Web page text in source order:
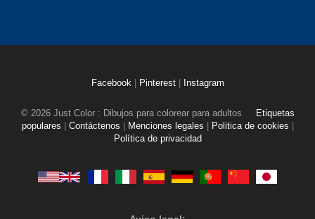
Facebook Pinterest Instagram
© 2026 Just Color : Dibujos para colorear para adultos
Etiquetas
populares
Contáctenos Menciones legales Politica de cookies
Política de privacidad